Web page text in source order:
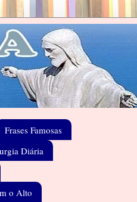
Frases Famosas
Diária
o Alto